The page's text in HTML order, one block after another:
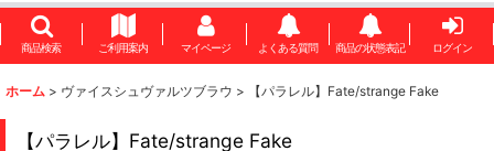
商品検索 ご利用案内 マイページ よくある質問 商品の状態表記 ログイン
ホーム > ヴァイスシュヴァルツブラウ > 【パラレル】Fate/strange Fake
【パラレル】Fate/strange Fake